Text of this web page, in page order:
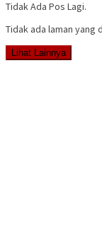
Tidak Ada Pos Lagi.
Tidak ada laman yang
Lihat Lainnya